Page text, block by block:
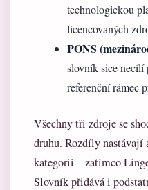
technologickou
licencovaných
PONS
slovník sice necílí
referenční rámec
Všechny tři zdroje se
druhu. Rozdíly
kategorií – zatímco
Slovník přidává i